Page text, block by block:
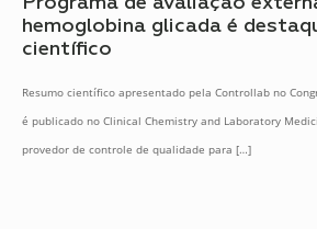
hemoglobina glicada é
científico
Resumo científico apresentado pela Controllab no
é publicado no Clinical Chemistry and Laboratory
provedor de controle de qualidade para […]